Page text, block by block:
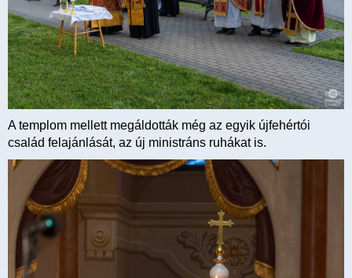
A templom mellett megáldották még az egyik újfehértói
család felajánlását, az új ministráns ruhákat is.